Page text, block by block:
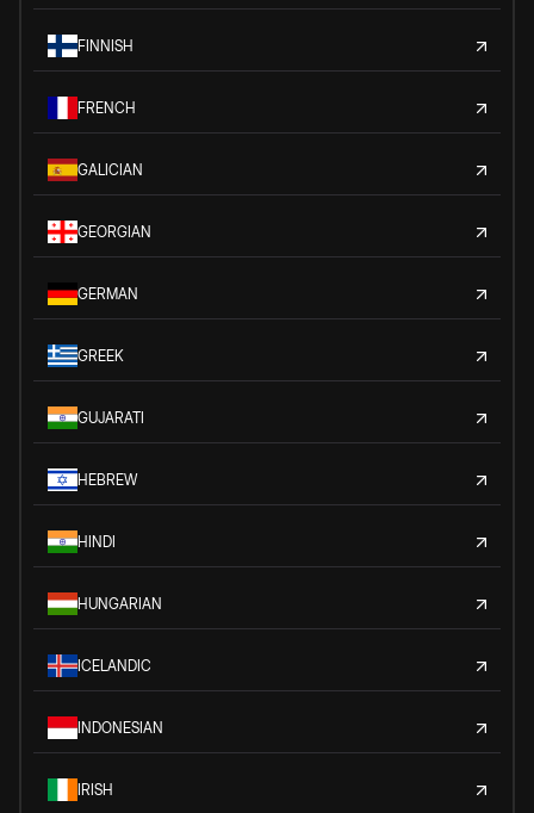
FINNISH
FRENCH
GALICIAN
GEORGIAN
GERMAN
GREEK
GUJARATI
HEBREW
HINDI
HUNGARIAN
ICELANDIC
INDONESIAN
IRISH